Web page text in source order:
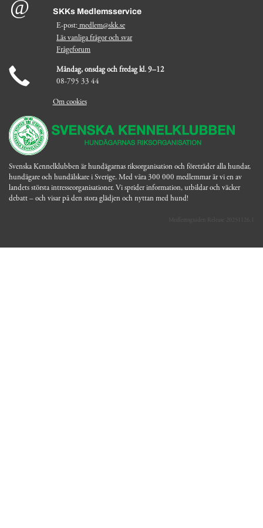
SKKs Medlemsservice
E-post: medlem@skk.se
Läs vanliga frågor och svar
Frågeforum
Måndag, onsdag och fredag kl. 9–12
08-795 33 44
Om cookies
Svenska Kennelklubben är hundägarnas riksorganisation och företräder alla hundar,
hundägare och hundälskare i Sverige. Med våra 300 000 medlemmar är vi en av
landets största intresseorganisationer. Vi sprider information, utbildar och väcker
debatt – och visar på den stora glädjen och nyttan med hund!
Medlemsguiden Release 20251126.1